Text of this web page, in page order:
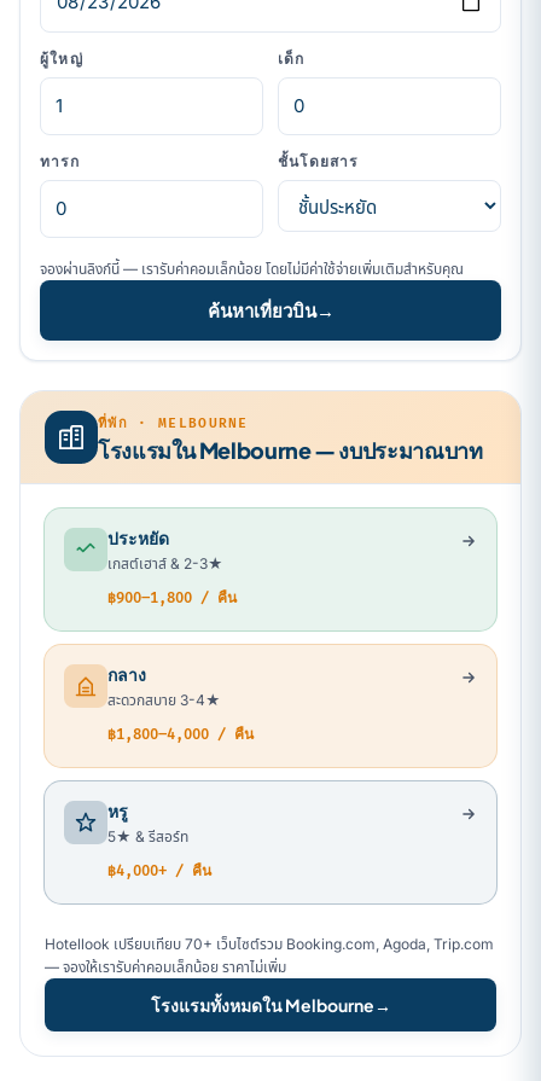
ผู้ใหญ่ เด็ก
ทารก ชั้นโดยสาร
จองผ่านลิงก์นี้ — เรารับค่าคอมเล็กน้อย โดยไม่มีค่าใช้จ่ายเพิ่มเติมสำหรับคุณ
ค้นหาเที่ยวบิน→
ที่พัก · MELBOURNE
โรงแรมใน Melbourne — งบประมาณบาท
ประหยัด
เกสต์เฮาส์ & 2-3★
฿900–1,800 / คืน
กลาง
สะดวกสบาย 3-4★
฿1,800–4,000 / คืน
หรู
5★ & รีสอร์ท
฿4,000+ / คืน
Hotellook เปรียบเทียบ 70+ เว็บไซต์รวม Booking.com, Agoda, Trip.com
— จองให้เรารับค่าคอมเล็กน้อย ราคาไม่เพิ่ม
โรงแรมทั้งหมดใน Melbourne→